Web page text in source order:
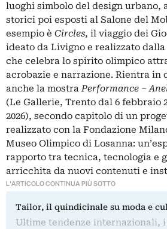
luoghi simbolo del design urbano,
storici poi esposti al Salone del
esempio è Circles, il viaggio dei
ideato da Livigno e realizzato
che celebra lo spirito olimpico
acrobazie e narrazione. Rientra in
anche la mostraPerformance –
(Le Gallerie, Trento dal 6 febbraio
2026), secondo capitolo di un
realizzato con la Fondazione
Museo Olimpico di Losanna:
rapporto tra tecnica, tecnologia e
arricchita da nuovi contenuti e
L'ARTICOLO CONTINUA PIÙ SOTTO
Tailor, il quindicinale su moda e
Ultime tendenze internazionali,